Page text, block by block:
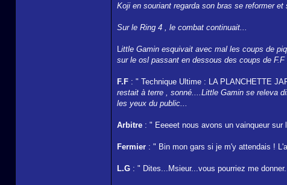
Koji en souriant regarda son bras se reformer
Sur le Ring 4 , le combat continuait...
Little Gamin esquivait avec mal les coups de
sur le osl passant en dessous des coups de
F.F : " Technique Ultime : LA PLANCHETTE
restait à terre , sonné....Little Gamin se releva
les yeux du public...
Arbitre : " Eeeeet nous avons un vainqueur sur
Fermier : " Bin mon gars si je m'y attendais !
L.G : " Dites...Msieur...vous pourriez me